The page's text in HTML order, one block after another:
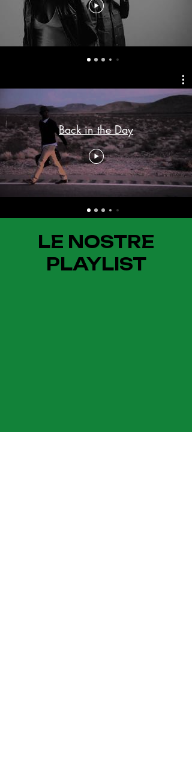
Back in the Day
LE NOSTRE
PLAYLIST